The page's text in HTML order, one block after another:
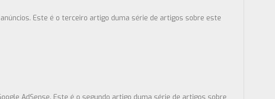
Este é o terceiro artigo duma série de artigos sobre este